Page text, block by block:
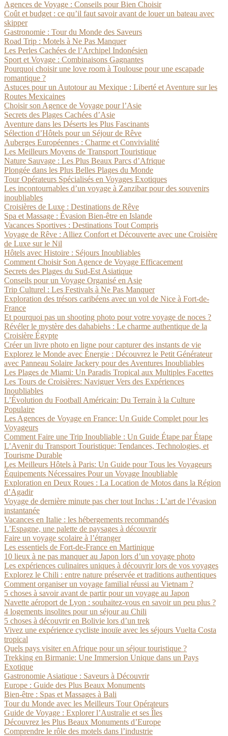
Agences de Voyage : Conseils pour Bien Choisir
Coût et budget : ce qu’il faut savoir avant de louer un bateau avec
skipper
Gastronomie : Tour du Monde des Saveurs
Road Trip : Motels à Ne Pas Manquer
Les Perles Cachées de l’Archipel Indonésien
Sport et Voyage : Combinaisons Gagnantes
Pourquoi choisir une love room à Toulouse pour une escapade
romantique ?
Astuces pour un Autotour au Mexique : Liberté et Aventure sur les
Routes Mexicaines
Choisir son Agence de Voyage pour l’Asie
Secrets des Plages Cachées d’Asie
Aventure dans les Déserts les Plus Fascinants
Sélection d’Hôtels pour un Séjour de Rêve
Auberges Européennes : Charme et Convivialité
Les Meilleurs Moyens de Transport Touristique
Nature Sauvage : Les Plus Beaux Parcs d’Afrique
Plongée dans les Plus Belles Plages du Monde
Tour Opérateurs Spécialisés en Voyages Exotiques
Les incontournables d’un voyage à Zanzibar pour des souvenirs
inoubliables
Croisières de Luxe : Destinations de Rêve
Spa et Massage : Évasion Bien-être en Islande
Vacances Sportives : Destinations Tout Compris
Voyage de Rêve : Alliez Confort et Découverte avec une Croisière
de Luxe sur le Nil
Hôtels avec Histoire : Séjours Inoubliables
Comment Choisir Son Agence de Voyage Efficacement
Secrets des Plages du Sud-Est Asiatique
Conseils pour un Voyage Organisé en Asie
Trip Culturel : Les Festivals à Ne Pas Manquer
Exploration des trésors caribéens avec un vol de Nice à Fort-de-
France
Et pourquoi pas un shooting photo pour votre voyage de noces ?
Révéler le mystère des dahabiehs : Le charme authentique de la
Croisière Égypte
Créer un livre photo en ligne pour capturer des instants de vie
Explorez le Monde avec Énergie : Découvrez le Petit Générateur
avec Panneau Solaire Jackery pour des Aventures Inoubliables
Les Plages de Miami: Un Paradis Tropical aux Multiples Facettes
Les Tours de Croisières: Naviguer Vers des Expériences
Inoubliables
L’Évolution du Football Américain: Du Terrain à la Culture
Populaire
Les Agences de Voyage en France: Un Guide Complet pour les
Voyageurs
Comment Faire une Trip Inoubliable : Un Guide Étape par Étape
L’Avenir du Transport Touristique: Tendances, Technologies, et
Tourisme Durable
Les Meilleurs Hôtels à Paris: Un Guide pour Tous les Voyageurs
Équipements Nécessaires Pour un Voyage Inoubliable
Exploration en Deux Roues : La Location de Motos dans la Région
d’Agadir
Voyage de dernière minute pas cher tout Inclus : L’art de l’évasion
instantanée
Vacances en Italie : les hébergements recommandés
L’Espagne, une palette de paysages à découvrir
Faire un voyage scolaire à l’étranger
Les essentiels de Fort-de-France en Martinique
10 lieux à ne pas manquer au Japon lors d’un voyage photo
Les expériences culinaires uniques à découvrir lors de vos voyages
Explorez le Chili : entre nature préservée et traditions authentiques
Comment organiser un voyage familial réussi au Vietnam ?
5 choses à savoir avant de partir pour un voyage au Japon
Navette aéroport de Lyon : souhaitez-vous en savoir un peu plus ?
4 logements insolites pour un séjour au Chili
5 choses à découvrir en Bolivie lors d’un trek
Vivez une expérience cycliste inouïe avec les séjours Vuelta Costa
tropical
Quels pays visiter en Afrique pour un séjour touristique ?
Trekking en Birmanie: Une Immersion Unique dans un Pays
Exotique
Gastronomie Asiatique : Saveurs à Découvrir
Europe : Guide des Plus Beaux Monuments
Bien-être : Spas et Massages à Bali
Tour du Monde avec les Meilleurs Tour Opérateurs
Guide de Voyage : Explorer l’Australie et ses Îles
Découvrez les Plus Beaux Monuments d’Europe
Comprendre le rôle des motels dans l’industrie